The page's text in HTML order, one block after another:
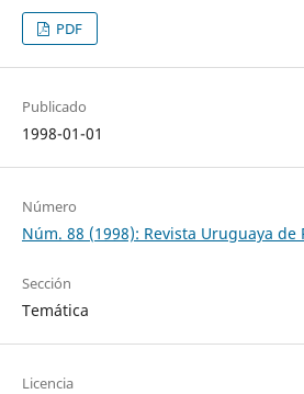
PDF
Publicado
1998-01-01
Número
Núm. 88 (1998): Revista Uruguaya de
Sección
Temática
Licencia